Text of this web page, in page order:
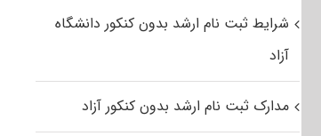
شرایط ثبت نام ارشد بدون کنکور دانشگاه
آزاد
مدارک ثبت نام ارشد بدون کنکور آزاد